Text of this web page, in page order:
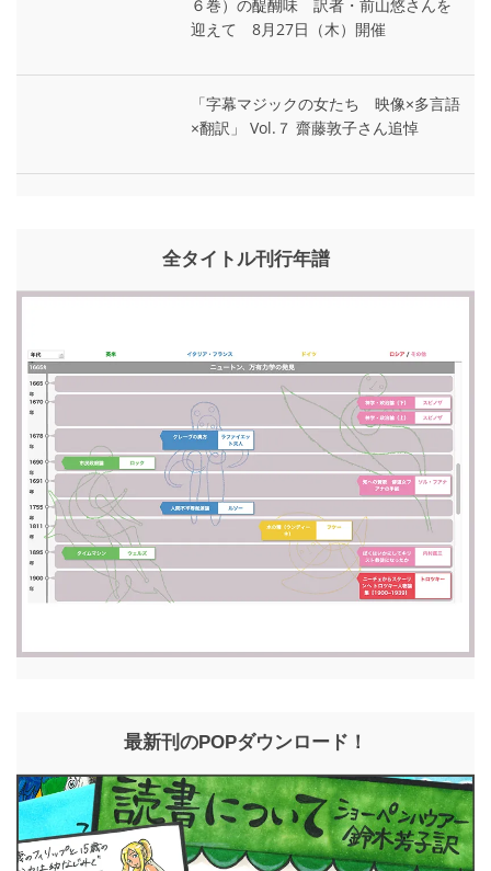
６巻）の醍醐味 訳者・前山悠さんを
迎えて 8月27日（木）開催
「字幕マジックの女たち 映像×多言語
×翻訳」 Vol.７ 齋藤敦子さん追悼
全タイトル刊行年譜
最新刊のPOPダウンロード！